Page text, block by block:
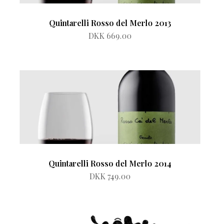
Quintarelli Rosso del Merlo 2013
DKK 669.00
Quintarelli Rosso del Merlo 2014
DKK 749.00